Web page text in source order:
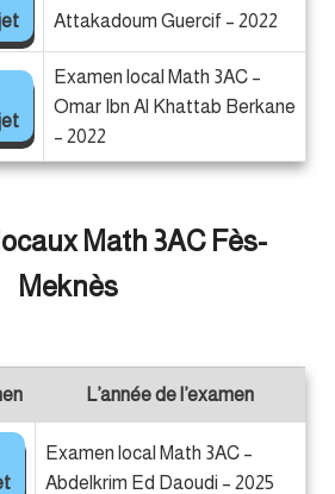
Attakadoum Guercif – 2022
Examen local Math 3AC –
Omar Ibn Al Khattab Berkane
– 2022
Math 3AC Fès-
Meknès
L’année de l’examen
Examen local Math 3AC –
Abdelkrim Ed Daoudi – 2025